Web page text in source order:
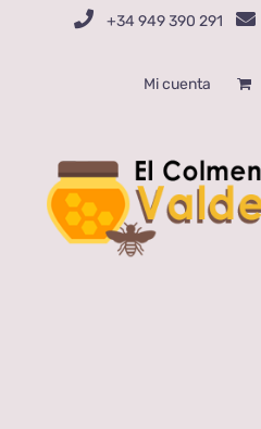
+34 949 390 291
Mi cuenta